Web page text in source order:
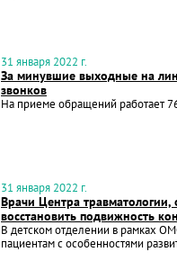
31 января 2022 г.
За минувшие выходные на
звонков
На приеме обращений работает
31 января 2022 г.
Врачи Центра
восстановить подвижность
В детском отделении в рамках
пациентам с особенностями